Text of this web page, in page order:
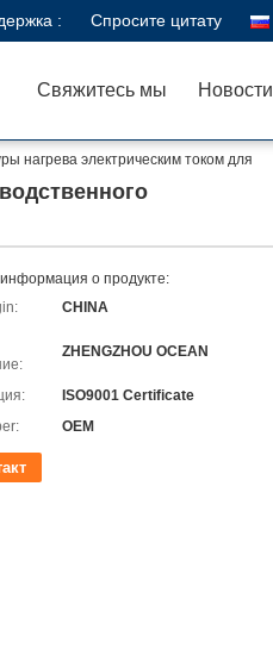
: Спросите цитату
Свяжитесь мы Новости
нагрева электрическим током для
о продукте:
CHINA
ZHENGZHOU OCEAN
ISO9001 Certificate
OEM